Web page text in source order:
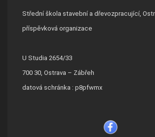
Střední škola stavební a dřevozpracující,
příspěvková organizace
U Studia 2654/33
700 30, Ostrava – Zábřeh
datová schránka : p8pfwmx